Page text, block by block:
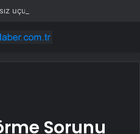
Sorunu